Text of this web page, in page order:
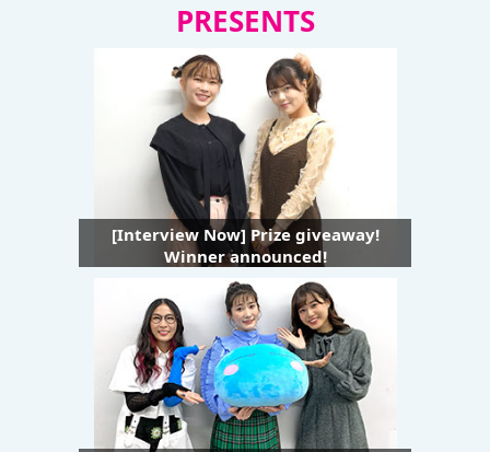
PRESENTS
[Interview Now] Prize giveaway!
Winner announced!